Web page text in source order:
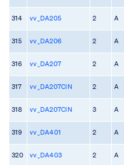
314 vv_DA205 2 A
315 vv_DA206 2 A
316 vv_DA207 2 A
317 vv_DA207CIN 2 A
318 vv_DA207CIN 3 A
319 vv_DA401 2 A
320 vv_DA403 2 A